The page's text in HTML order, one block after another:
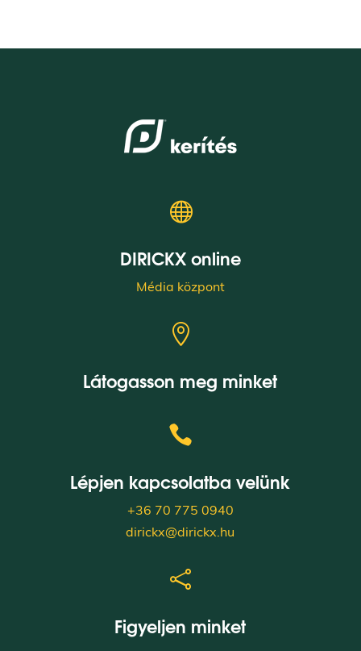

DIRICKX online
Média központ

Látogasson meg minket

Lépjen kapcsolatba velünk
+36 70 775 0940
dirickx@dirickx.hu

Figyeljen minket